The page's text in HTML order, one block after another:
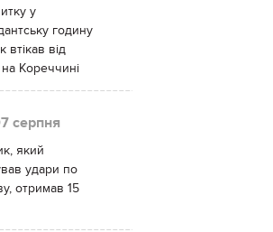
у
годину
втікав від
на Кореччині
серпня
який
удари по
отримав 15